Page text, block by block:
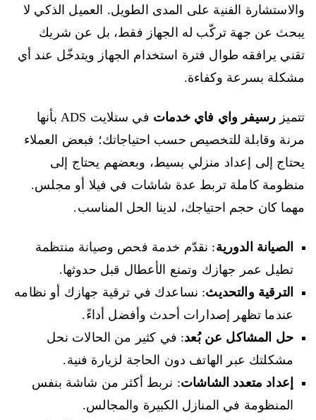
والاستشارة الفنية على المدى الطويل. العميل الذكي لا
يبحث عن جهة تركّب له الجهاز فقط، بل عن شريك
تقني يرافقه طوال فترة استخدام الجهاز ويتدخّل عند أي
مشكلة بسرعة وكفاءة.
تتميز رسيفر واي فاي خدمات
في ستلايت ADS بأنها
مرنة وقابلة للتخصيص حسب احتياجاتك؛ فبعض العملاء
يحتاج إلى إعداد منزلي بسيط، وبعضهم يحتاج إلى
منظومة كاملة تربط عدة شاشات في فيلا أو مجلس.
مهما كان حجم احتياجك، لدينا الحل المناسب.
الصيانة الدورية: نقدّم خدمة فحص وصيانة منتظمة
تطيل عمر جهازك وتمنع الأعطال قبل حدوثها.
الترقية والتحديث: نساعدك في ترقية جهازك أو نظامه
عندما تظهر إصدارات أحدث وأفضل أداءً.
حل المشاكل عن بُعد: في كثير من الحالات نحل
مشكلتك عبر الهاتف دون الحاجة لزيارة فنية.
إعداد متعدد الشاشات: نربط أكثر من شاشة بنفس
المنظومة في المنازل الكبيرة والمجالس.